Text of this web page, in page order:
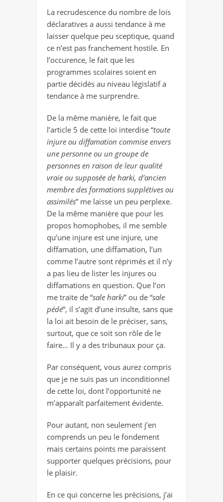
La recrudescence du nombre de lois
déclaratives a aussi tendance à me
laisser quelque peu sceptique, quand
ce n’est pas franchement hostile. En
l’occurence, le fait que les
programmes scolaires soient en
partie décidés au niveau législatif a
tendance à me surprendre.
De la même manière, le fait que
l’article 5 de cette loi interdise “toute
injure ou diffamation commise envers
une personne ou un groupe de
personnes en raison de leur qualité
vraie ou supposée de harki, d’ancien
membre des formations supplétives ou
assimilés” me laisse un peu perplexe.
De la même manière que pour les
propos homophobes, il me semble
qu’une injure est une injure, une
diffamation, une diffamation, l’un
comme l’autre sont réprimés et il n’y
a pas lieu de lister les injures ou
diffamations en question. Que l’on
me traite de “sale harki” ou de “sale
pédé“, il s’agit d’une insulte, sans que
la loi ait besoin de le préciser, sans,
surtout, que ce soit son rôle de le
faire… Il y a des tribunaux pour ça.
Par conséquent, vous aurez compris
que je ne suis pas un inconditionnel
de cette loi, dont l’opportunité ne
m’apparaît parfaitement évidente.
Pour autant, non seulement j’en
comprends un peu le fondement
mais certains points me paraissent
supporter quelques précisions, pour
le plaisir.
En ce qui concerne les précisions, j’ai